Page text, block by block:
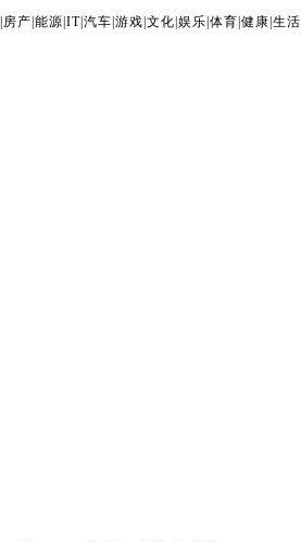
房产 能源 IT| 汽车 游戏 文化 娱乐 体育 健康 生活